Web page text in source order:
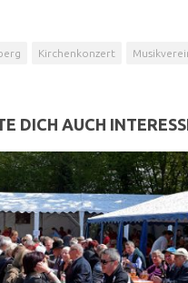
Kirchenkonzert
DICH AUCH